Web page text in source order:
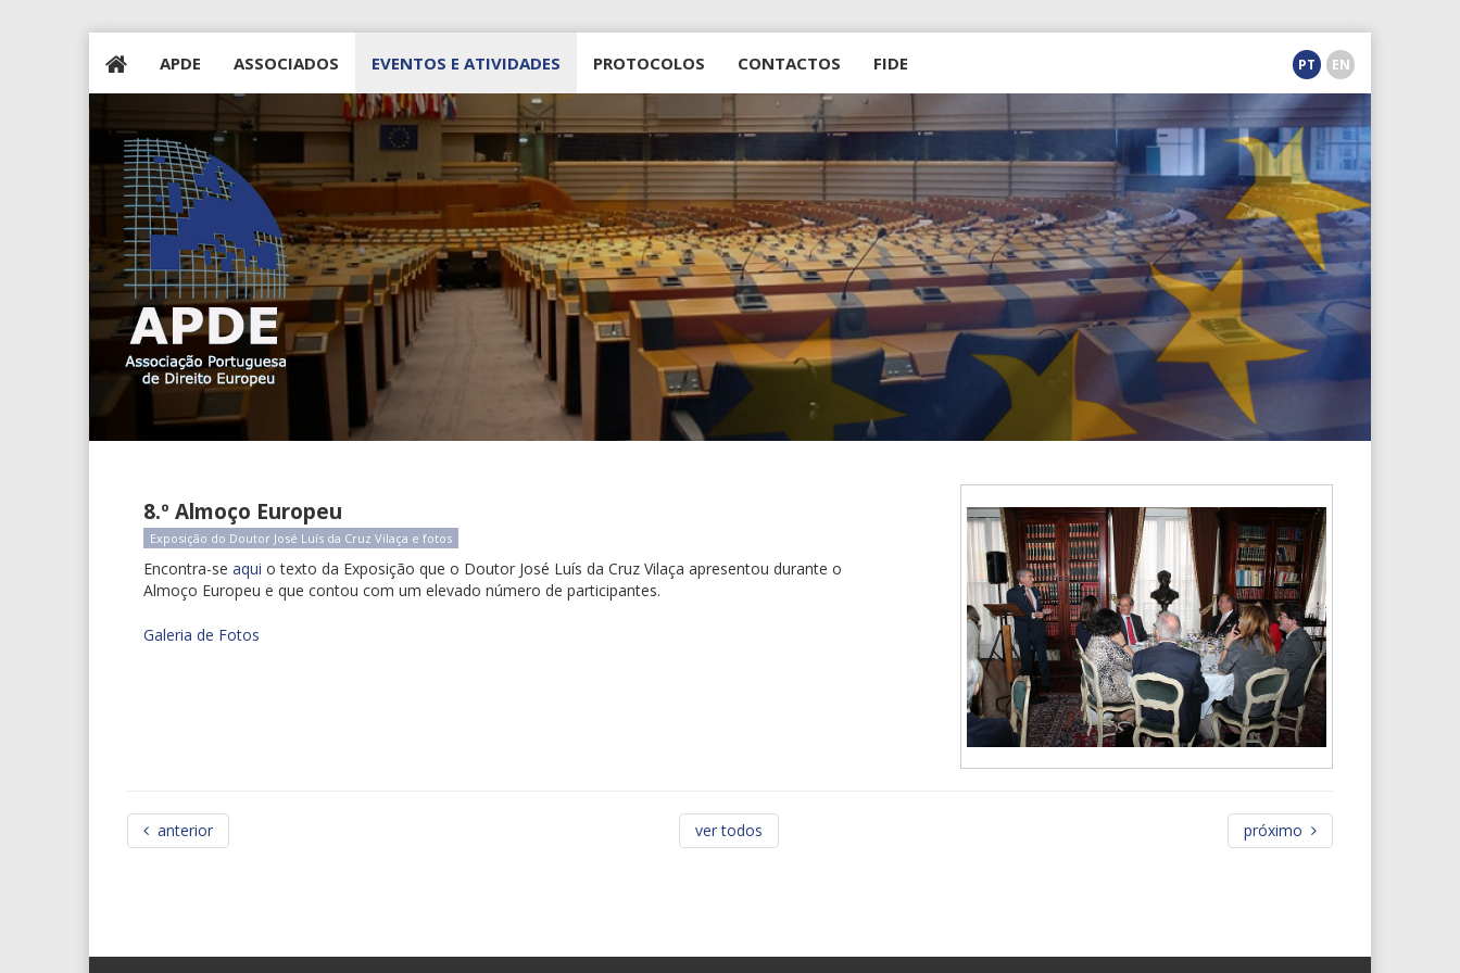
APDE ASSOCIADOS EVENTOS E ATIVIDADES PROTOCOLOS CONTACTOS FIDE PT EN
8.º Almoço Europeu
Exposição do Doutor José Luís da Cruz Vilaça e fotos
Encontra-se aqui o texto da Exposição que o Doutor José Luís da Cruz Vilaça apresentou durante o
Almoço Europeu e que contou com um elevado número de participantes.
Galeria de Fotos
anterior ver todos próximo